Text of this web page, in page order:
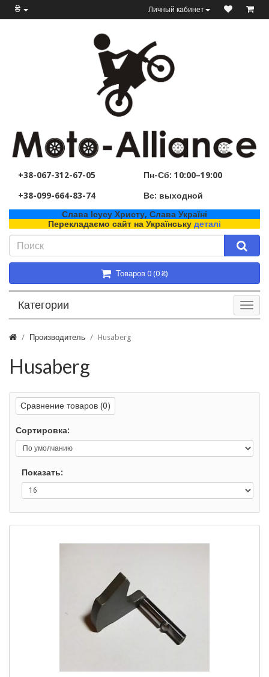
₴ Личный кабинет
+38-067-312-67-05
+38-099-664-83-74
Пн-Сб: 10:00–19:00
Вс: выходной
Слава Ісусу Христу, Слава Україні
Перекладаємо сайт на Українську деталі
Товаров 0 (0 ₴)
Категории
Производитель Husaberg
Husaberg
Сравнение товаров (0)
Сортировка:
Показать: